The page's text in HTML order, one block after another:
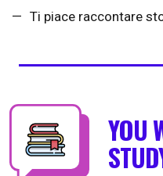
Ti piace raccontare
YOU